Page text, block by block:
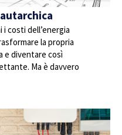
costi dell’energia
la propria
e diventare così
Ma è davvero